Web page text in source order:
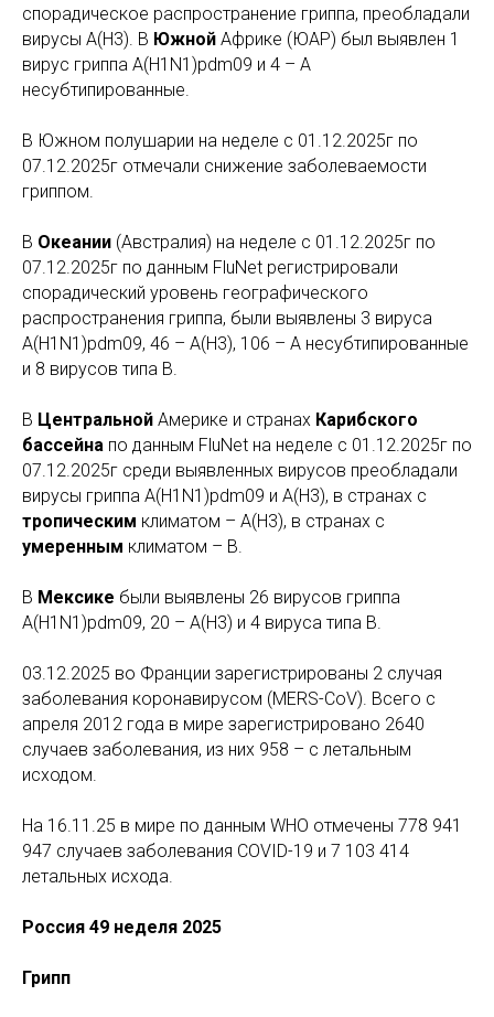
спорадическое распространение гриппа, преобладали
вирусы A(H3). В Южной Африке (ЮАР) был выявлен 1
вирус гриппа A(H1N1)pdm09 и 4 – А
несубтипированные.
В Южном полушарии на неделе с 01.12.2025г по
07.12.2025г отмечали снижение заболеваемости
гриппом.
В Океании (Австралия) на неделе с 01.12.2025г по
07.12.2025г по данным FluNet регистрировали
спорадический уровень географического
распространения гриппа, были выявлены 3 вируса
A(H1N1)pdm09, 46 – А(Н3), 106 – А несубтипированные
и 8 вирусов типа В.
В Центральной Америке и странах Карибского
бассейна по данным FluNet на неделе с 01.12.2025г по
07.12.2025г среди выявленных вирусов преобладали
вирусы гриппа A(H1N1)pdm09 и А(Н3), в странах с
тропическим климатом – A(H3), в странах с
умеренным климатом – В.
В Мексике были выявлены 26 вирусов гриппа
A(H1N1)pdm09, 20 – А(Н3) и 4 вируса типа В.
03.12.2025 во Франции зарегистрированы 2 случая
заболевания коронавирусом (MERS-CoV). Всего с
апреля 2012 года в мире зарегистрировано 2640
случаев заболевания, из них 958 – с летальным
исходом.
На 16.11.25 в мире по данным WHO отмечены 778 941
947 случаев заболевания COVID-19 и 7 103 414
летальных исхода.
Россия 49 неделя 2025
Грипп